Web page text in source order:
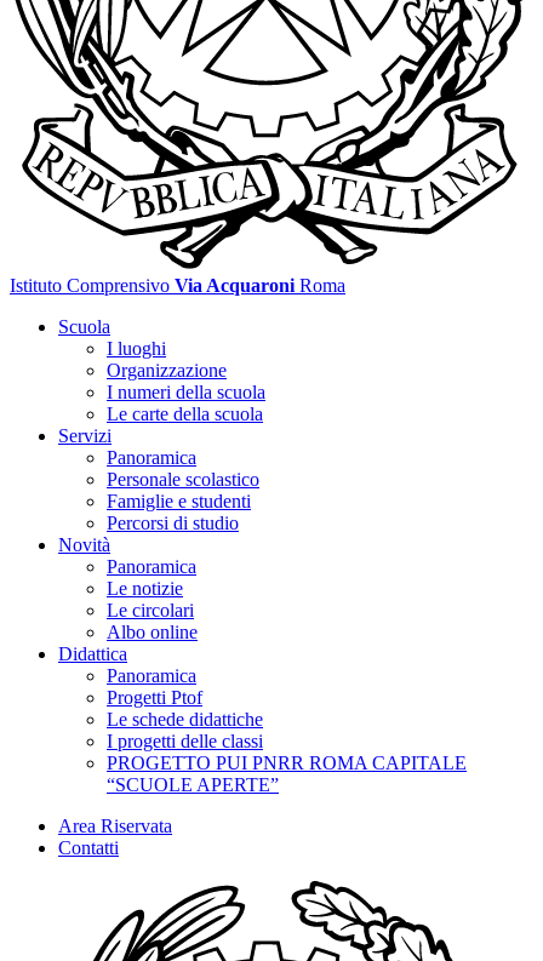
Istituto Comprensivo Via Acquaroni Roma
Scuola
I luoghi
Organizzazione
I numeri della scuola
Le carte della scuola
Servizi
Panoramica
Personale scolastico
Famiglie e studenti
Percorsi di studio
Novità
Panoramica
Le notizie
Le circolari
Albo online
Didattica
Panoramica
Progetti Ptof
Le schede didattiche
I progetti delle classi
PROGETTO PUI PNRR ROMA CAPITALE
“SCUOLE APERTE”
Area Riservata
Contatti